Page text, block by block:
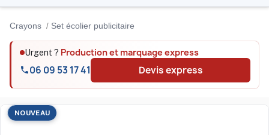
Crayons Set écolier publicitaire
Urgent ? Production et marquage express
06 09 53 17 41 Devis express
NOUVEAU